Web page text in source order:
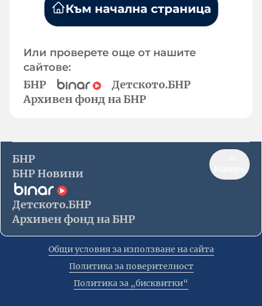
Към начална страница
Или проверете още от нашите
сайтове:
БНР
Детското.БНР
Архивен фонд на БНР
БНР
БНР Новини
Детското.БНР
Архивен фонд на БНР
Общи условия за използване на сайта
Политика за поверителност
Политика за „бисквитки“